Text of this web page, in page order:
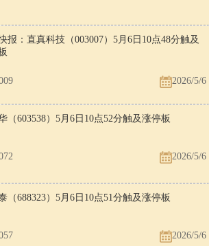
报：直真科技（003007）5月6日10点48分触及
2026/5/6
（603538）5月6日10点52分触及涨停板
2026/5/6
（688323）5月6日10点51分触及涨停板
2026/5/6